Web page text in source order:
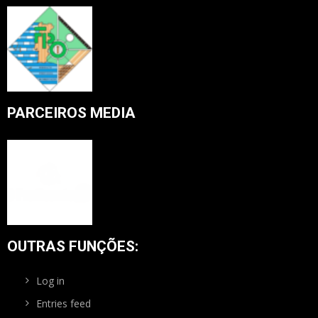
PARCEIROS MEDIA
OUTRAS FUNÇÕES:
Log in
Entries feed